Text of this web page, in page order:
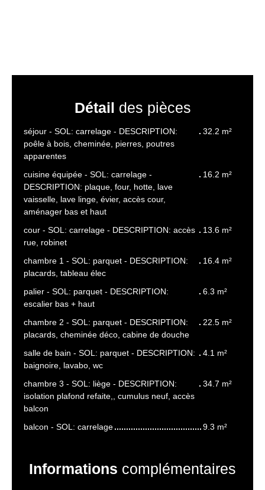
Détail des pièces
séjour - SOL: carrelage - DESCRIPTION:
poêle à bois, cheminée, pierres, poutres
apparentes
32.2 m²
cuisine équipée - SOL: carrelage -
DESCRIPTION: plaque, four, hotte, lave
vaisselle, lave linge, évier, accès cour,
aménager bas et haut
16.2 m²
cour - SOL: carrelage - DESCRIPTION: accès
rue, robinet
13.6 m²
chambre 1 - SOL: parquet - DESCRIPTION:
placards, tableau élec
16.4 m²
palier - SOL: parquet - DESCRIPTION:
escalier bas + haut
6.3 m²
chambre 2 - SOL: parquet - DESCRIPTION:
placards, cheminée déco, cabine de douche
22.5 m²
salle de bain - SOL: parquet - DESCRIPTION:
baignoire, lavabo, wc
4.1 m²
chambre 3 - SOL: liège - DESCRIPTION:
isolation plafond refaite,, cumulus neuf, accès
balcon
34.7 m²
balcon - SOL: carrelage 9.3 m²
Informations complémentaires